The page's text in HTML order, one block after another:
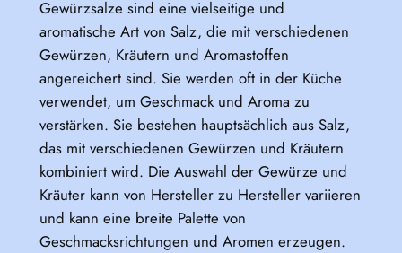
Gewürzsalze sind eine vielseitige und
aromatische Art von Salz, die mit verschiedenen
Gewürzen, Kräutern und Aromastoffen
angereichert sind. Sie werden oft in der Küche
verwendet, um Geschmack und Aroma zu
verstärken. Sie bestehen hauptsächlich aus Salz,
das mit verschiedenen Gewürzen und Kräutern
kombiniert wird. Die Auswahl der Gewürze und
Kräuter kann von Hersteller zu Hersteller variieren
und kann eine breite Palette von
Geschmacksrichtungen und Aromen erzeugen.